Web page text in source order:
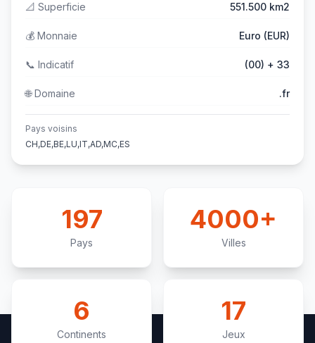
📐 Superficie 551.500 km2
💰 Monnaie Euro (EUR)
📞 Indicatif (00) + 33
🌐Domaine .fr
Pays voisins
CH,DE,BE,LU,IT,AD,MC,ES
197
Pays
4000+
Villes
6
Continents
17
Jeux